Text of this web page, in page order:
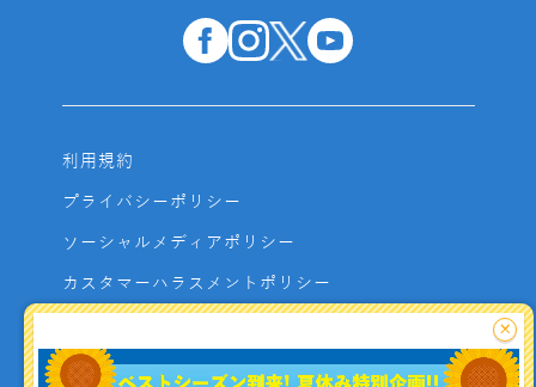
利用規約
プライバシーポリシー
ソーシャルメディアポリシー
カスタマーハラスメントポリシー
よくあるご質問
×